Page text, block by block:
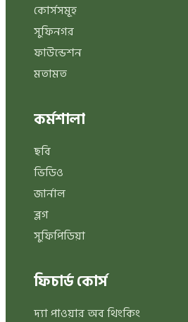
কোর্সসমূহ
সুফিনগর
ফাউন্ডেশন
মতামত
কর্মশালা
ছবি
ভিডিও
জার্নাল
ব্লগ
সুফিপিডিয়া
ফিচার্ড কোর্স
দ্যা পাওয়ার অব থিংকিং